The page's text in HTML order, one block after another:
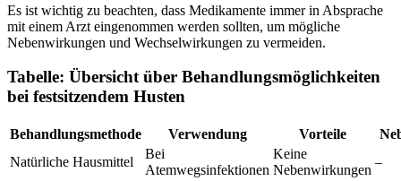
Es ist wichtig zu beachten, dass Medikamente immer in Absprache
mit einem Arzt eingenommen werden sollten, um mögliche
Nebenwirkungen und Wechselwirkungen zu vermeiden.
Tabelle: Übersicht über Behandlungsmöglichkeiten
bei festsitzendem Husten
Behandlungsmethode Verwendung Vorteile
Natürliche Hausmittel
Bei
Atemwegsinfektionen
Keine
Nebenwirkungen
–